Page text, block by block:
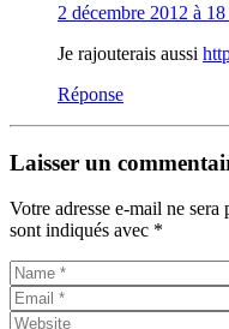
2 décembre 2012 à
Je rajouterais aussi
Réponse
Laisser un
Votre adresse e-mail ne sera
sont indiqués avec *